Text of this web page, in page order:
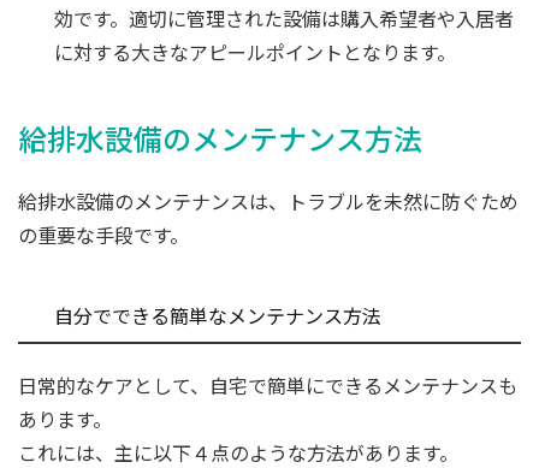
効です。適切に管理された設備は購入希望者や入居者
に対する大きなアピールポイントとなります。
給排水設備のメンテナンス方法
給排水設備のメンテナンスは、トラブルを未然に防ぐため
の重要な手段です。
自分でできる簡単なメンテナンス方法
日常的なケアとして、自宅で簡単にできるメンテナンスも
あります。
これには、主に以下４点のような方法があります。